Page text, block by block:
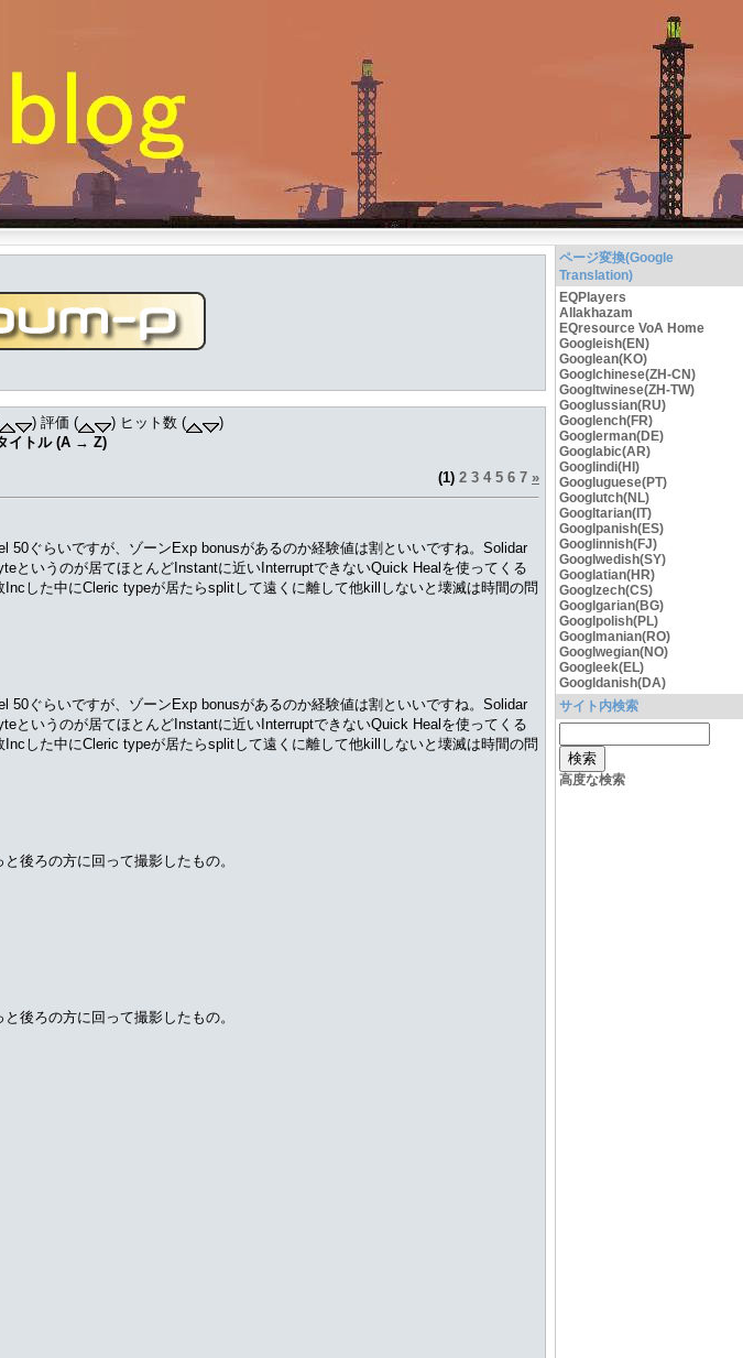
) 評価 ( ) ヒット数 (
)
イトル (A → Z)
(1) 2 3 4 5 6 7 »
50ぐらいですが、ゾーンExp bonusがあるのか経験値は割といいですね。Solidar
というのが居てほとんどInstantに近いInterruptできないQuick Healを使ってくる
した中にCleric typeが居たらsplitして遠くに離して他killしないと壊滅は時間の問
50ぐらいですが、ゾーンExp bonusがあるのか経験値は割といいですね。Solidar
というのが居てほとんどInstantに近いInterruptできないQuick Healを使ってくる
した中にCleric typeが居たらsplitして遠くに離して他killしないと壊滅は時間の問
後ろの方に回って撮影したもの。
後ろの方に回って撮影したもの。
ページ変換(Google
Translation)
EQPlayers
Allakhazam
EQresource VoA Home
Googleish(EN)
Googlean(KO)
Googlchinese(ZH-CN)
Googltwinese(ZH-TW)
Googlussian(RU)
Googlench(FR)
Googlerman(DE)
Googlabic(AR)
Googlindi(HI)
Googluguese(PT)
Googlutch(NL)
Googltarian(IT)
Googlpanish(ES)
Googlinnish(FJ)
Googlwedish(SY)
Googlatian(HR)
Googlzech(CS)
Googlgarian(BG)
Googlpolish(PL)
Googlmanian(RO)
Googlwegian(NO)
Googleek(EL)
Googldanish(DA)
サイト内検索
高度な検索